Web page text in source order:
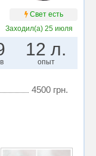
Свет есть
Заходил(а)25 июля
12 л.
опыт
4500 грн.